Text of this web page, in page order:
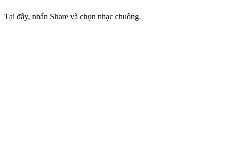
Tại đây, nhấn Share và chọn nhạc chuông.